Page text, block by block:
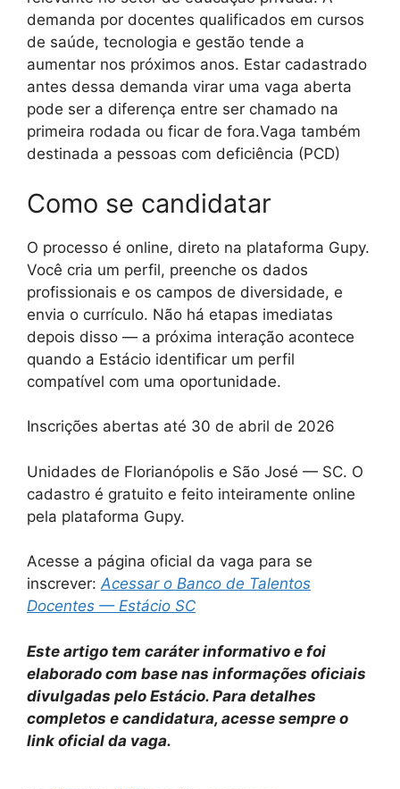
demanda por docentes qualificados em cursos
de saúde, tecnologia e gestão tende a
aumentar nos próximos anos. Estar cadastrado
antes dessa demanda virar uma vaga aberta
pode ser a diferença entre ser chamado na
primeira rodada ou ficar de fora.Vaga também
destinada a pessoas com deficiência (PCD)
Como se candidatar
O processo é online, direto na plataforma Gupy.
Você cria um perfil, preenche os dados
profissionais e os campos de diversidade, e
envia o currículo. Não há etapas imediatas
depois disso — a próxima interação acontece
quando a Estácio identificar um perfil
compatível com uma oportunidade.
Inscrições abertas até 30 de abril de 2026
Unidades de Florianópolis e São José — SC. O
cadastro é gratuito e feito inteiramente online
pela plataforma Gupy.
Acesse a página oficial da vaga para se
inscrever:Acessar o Banco de Talentos
Docentes — Estácio SC
Este artigo tem caráter informativo e foi
elaborado com base nas informações oficiais
divulgadas pelo Estácio. Para detalhes
completos e candidatura, acesse sempre o
link oficial da vaga.